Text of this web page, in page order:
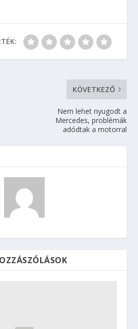
KÖVETKEZŐ
Nem lehet nyugodt a
Mercedes, problémák
adódtak a motorral